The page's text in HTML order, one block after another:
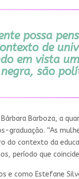
possa
de
em vista
são
Barboza, a
graduação. “As
contexto da
período que
e como Estefane